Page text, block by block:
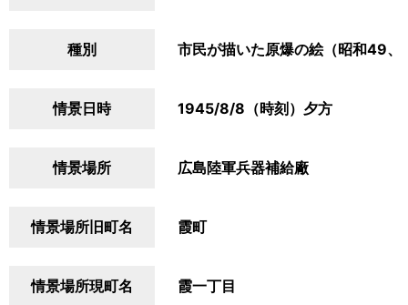
種別 市民が描いた原爆の絵（昭和49、
情景日時 1945/8/8（時刻）夕方
情景場所 広島陸軍兵器補給廠
情景場所旧町名 霞町
情景場所現町名 霞一丁目